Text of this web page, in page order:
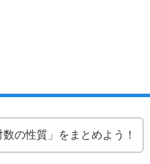
の性質」をまとめよう！